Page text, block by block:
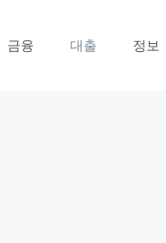
금융 대출 정보